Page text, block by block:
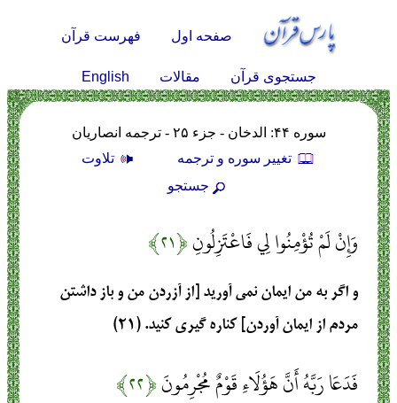
صفحه اول فهرست قرآن
جستجوی قرآن مقالات English
سوره ۴۴: الدخان - جزء ۲۵ - ترجمه انصاریان
تغيير سوره و ترجمه
تلاوت
جستجو
وَإِنْ لَمْ تُؤْمِنُوا لِي فَاعْتَزِلُونِ﴿۲۱﴾
و اگر به من ایمان نمی آورید [از آزردن من و باز داشتن
مردم از ایمان آوردن] کناره گیری کنید. (۲۱)
فَدَعَا رَبَّهُ أَنَّ هَؤُلَاءِ قَوْمٌ مُجْرِمُونَ﴿۲۲﴾